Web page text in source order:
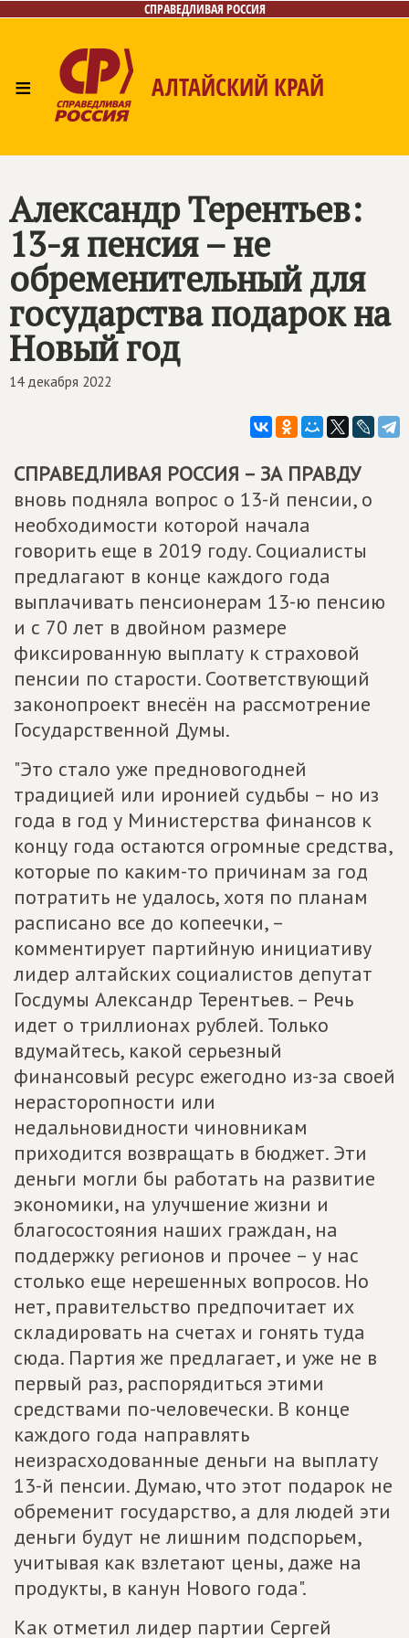
СПРАВЕДЛИВАЯ РОССИЯ
≡ АЛТАЙСКИЙ КРАЙ
Контакты
Александр Терентьев:
13-я пенсия – не
обременительный для
государства подарок на
Новый год
14 декабря 2022
СПРАВЕДЛИВАЯ РОССИЯ – ЗА ПРАВДУ
вновь подняла вопрос о 13-й пенсии, о
необходимости которой начала
говорить еще в 2019 году. Социалисты
предлагают в конце каждого года
выплачивать пенсионерам 13-ю пенсию
и с 70 лет в двойном размере
фиксированную выплату к страховой
пенсии по старости. Соответствующий
законопроект внесён на рассмотрение
Государственной Думы.
"Это стало уже предновогодней
традицией или иронией судьбы – но из
года в год у Министерства финансов к
концу года остаются огромные средства,
которые по каким-то причинам за год
потратить не удалось, хотя по планам
расписано все до копеечки, –
комментирует партийную инициативу
лидер алтайских социалистов депутат
Госдумы Александр Терентьев. – Речь
идет о триллионах рублей. Только
вдумайтесь, какой серьезный
финансовый ресурс ежегодно из-за своей
нерасторопности или
недальновидности чиновникам
приходится возвращать в бюджет. Эти
деньги могли бы работать на развитие
экономики, на улучшение жизни и
благосостояния наших граждан, на
поддержку регионов и прочее – у нас
столько еще нерешенных вопросов. Но
нет, правительство предпочитает их
складировать на счетах и гонять туда
сюда. Партия же предлагает, и уже не в
первый раз, распорядиться этими
средствами по-человечески. В конце
каждого года направлять
неизрасходованные деньги на выплату
13-й пенсии. Думаю, что этот подарок не
обременит государство, а для людей эти
деньги будут не лишним подспорьем,
учитывая как взлетают цены, даже на
продукты, в канун Нового года".
Как отметил лидер партии Сергей